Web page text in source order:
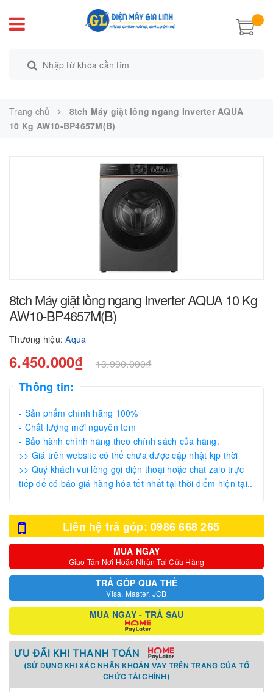
Trang chủ
8tch Máy giặt lồng ngang Inverter AQUA
10 Kg AW10-BP4657M(B)
8tch Máy giặt lồng ngang Inverter AQUA 10 Kg
AW10-BP4657M(B)
Thương hiệu: Aqua
6.450.000₫ 13.990.000₫
Thông tin:
- Sản phẩm chính hãng 100%
- Chất lượng mới nguyên tem
- Bảo hành chính hãng theo chính sách của hãng.
>> Giá trên website có thể chưa được cập nhật kịp thời
>> Quý khách vui lòng gọi điện thoại hoặc chat zalo trực
tiếp để có báo giá hàng hóa tốt nhất tại thời điểm hiện tại..
Liên hệ trả góp: 0986 668 265
MUA NGAY
Giao Tận Nơi Hoặc Nhận Tại Cửa Hàng
TRẢ GÓP QUA THẺ
Visa, Master, JCB
MUA NGAY - TRẢ SAU
ƯU ĐÃI KHI THANH TOÁN
(SỬ DỤNG KHI XÁC NHẬN KHOẢN VAY TRÊN TRANG CỦA TỔ
CHỨC TÀI CHÍNH)